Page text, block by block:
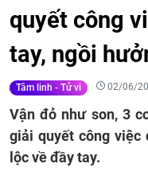
quyết công
tay, ngồi
Tâm linh - Tử vi 02/06/
Vận đỏ như son, 3
giải quyết công việc
lộc về đầy tay.